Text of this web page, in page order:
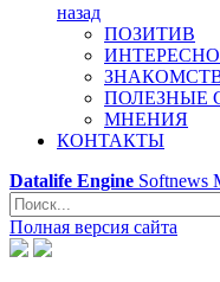
назад
ПОЗИТИВ
ПОЛЕЗНЫЕ
МНЕНИЯ
КОНТАКТЫ
Datalife Engine Softnews
Полная версия сайта